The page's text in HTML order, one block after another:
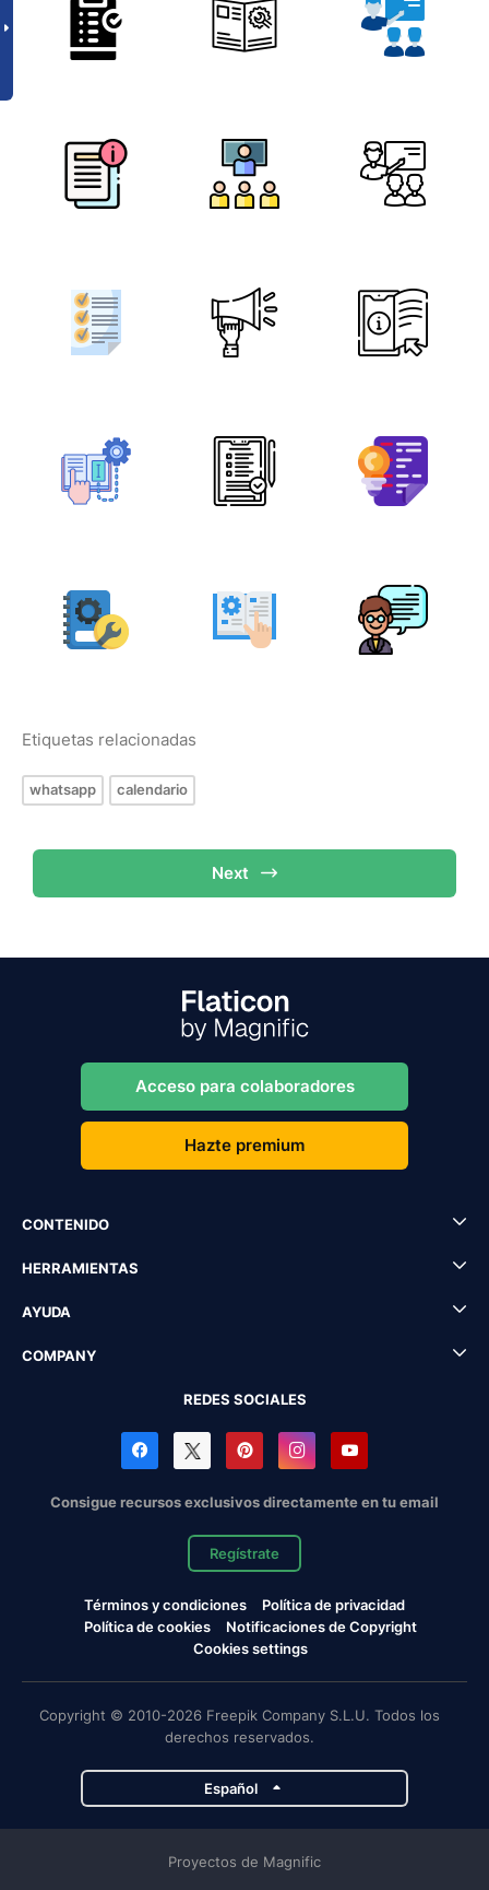
Etiquetas relacionadas
whatsapp calendario
Next
Acceso para colaboradores
Hazte premium
CONTENIDO
HERRAMIENTAS
AYUDA
COMPANY
REDES SOCIALES
Consigue recursos exclusivos directamente en tu email
Regístrate
Términos y condiciones
Política de privacidad
Política de cookies
Notificaciones de Copyright
Cookies settings
Copyright © 2010-2026 Freepik Company S.L.U. Todos los
derechos reservados.
Español
Proyectos de Magnific